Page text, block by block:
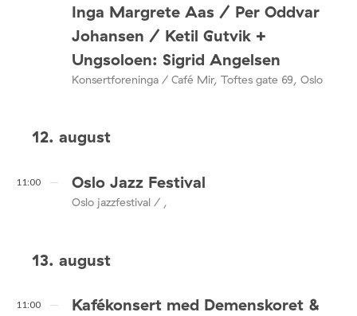
Inga Margrete Aas / Per Oddvar
Johansen / Ketil Gutvik +
Ungsoloen: Sigrid Angelsen
Konsertforeninga / Café Mir, Toftes gate 69, Oslo
12. august
11:00 Oslo Jazz Festival
Oslo jazzfestival / ,
13. august
11:00
Kafékonsert med Demenskoret &